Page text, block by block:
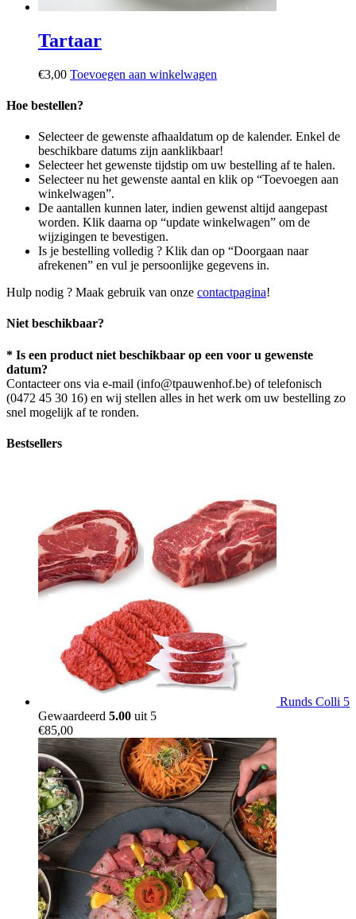
Tartaar
€3,00 Toevoegen aan winkelwagen
Hoe bestellen?
Selecteer de gewenste afhaaldatum op de kalender. Enkel de
beschikbare datums zijn aanklikbaar!
Selecteer het gewenste tijdstip om uw bestelling af te halen.
Selecteer nu het gewenste aantal en klik op “Toevoegen aan
winkelwagen”.
De aantallen kunnen later, indien gewenst altijd aangepast
worden. Klik daarna op “update winkelwagen” om de
wijzigingen te bevestigen.
Is je bestelling volledig ? Klik dan op “Doorgaan naar
afrekenen” en vul je persoonlijke gegevens in.
Hulp nodig ? Maak gebruik van onze contactpagina!
Niet beschikbaar?
* Is een product niet beschikbaar op een voor u gewenste
datum?
Contacteer ons via e-mail (info@tpauwenhof.be) of telefonisch
(0472 45 30 16) en wij stellen alles in het werk om uw bestelling zo
snel mogelijk af te ronden.
Bestsellers
Runds Colli 5
Gewaardeerd 5.00 uit 5
€85,00